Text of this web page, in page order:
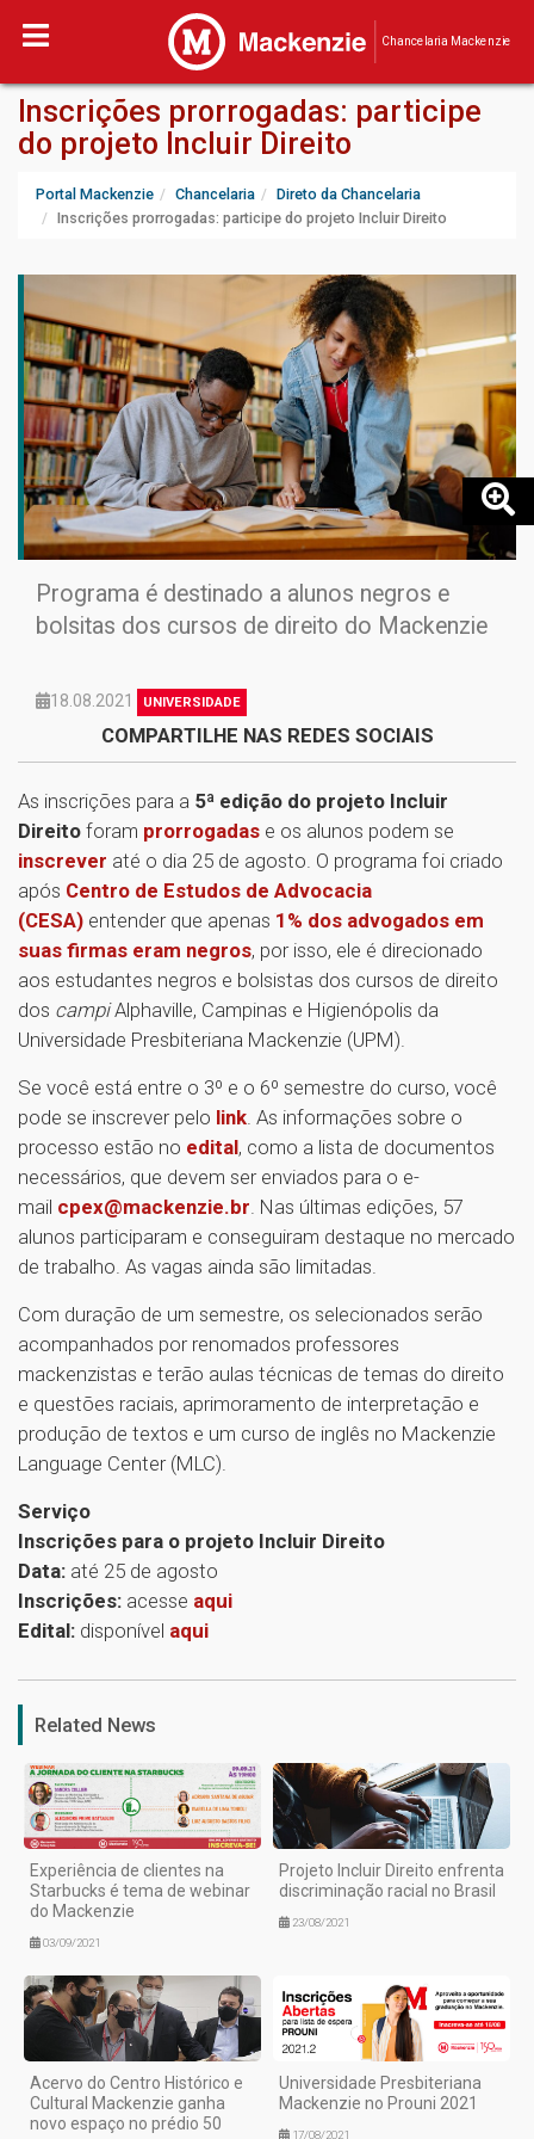
Chancelaria Mackenzie
Inscrições prorrogadas: participe
do projeto Incluir Direito
Portal Mackenzie Chancelaria
Direto da Chancelaria
Inscrições prorrogadas: participe do projeto Incluir Direito
Programa é destinado a alunos negros e
bolsitas dos cursos de direito do Mackenzie
18.08.2021 UNIVERSIDADE
COMPARTILHE NAS REDES SOCIAIS
As inscrições para a 5ª edição do projeto Incluir
Direito foram prorrogadas e os alunos podem se
inscrever até o dia 25 de agosto. O programa foi criado
após Centro de Estudos de Advocacia
(CESA) entender que apenas 1% dos advogados em
suas firmas eram negros, por isso, ele é direcionado
aos estudantes negros e bolsistas dos cursos de direito
dos campiAlphaville, Campinas e Higienópolis da
Universidade Presbiteriana Mackenzie (UPM).
Se você está entre o 3º e o 6º semestre do curso, você
pode se inscrever pelo link . As informações sobre o
processo estão no edital, como a lista de documentos
necessários, que devem ser enviados para o e-
mail cpex@mackenzie.br . Nas últimas edições, 57
alunos participaram e conseguiram destaque no mercado
de trabalho. As vagas ainda são limitadas.
Com duração de um semestre, os selecionados serão
acompanhados por renomados professores
mackenzistas e terão aulas técnicas de temas do direito
e questões raciais, aprimoramento de interpretação e
produção de textos e um curso de inglês no Mackenzie
Language Center (MLC).
Serviço
Inscrições para o projeto Incluir Direito
Data: até 25 de agosto
Inscrições: acesse aqui
Edital: disponível aqui
Related News
Experiência de clientes na
Starbucks é tema de webinar
do Mackenzie
03/09/2021
Projeto Incluir Direito enfrenta
discriminação racial no Brasil
23/08/2021
Acervo do Centro Histórico e
Cultural Mackenzie ganha
novo espaço no prédio 50
Universidade Presbiteriana
Mackenzie no Prouni 2021
17/08/2021